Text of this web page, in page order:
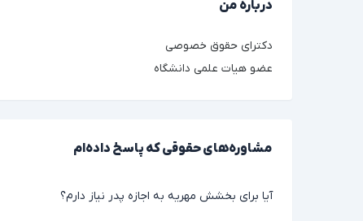
درباره من
دکترای حقوق خصوصی
عضو هیات علمی دانشگاه
مشاوره‌های حقوقی که پاسخ داده‌ام
آیا برای بخشش مهریه به اجازه پدر نیاز دارم؟